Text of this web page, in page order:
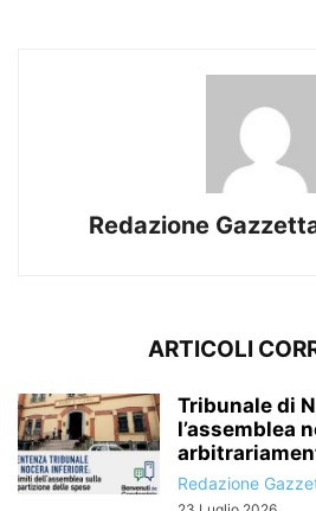
Redazione
ARTICOLI
Tribunale di
l’assemblea
Redazione